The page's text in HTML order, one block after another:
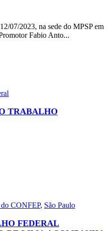
07/2023, na sede do MPSP em
Fabio Anto...
TRABALHO
CONFEP, São Paulo
FEDERAL